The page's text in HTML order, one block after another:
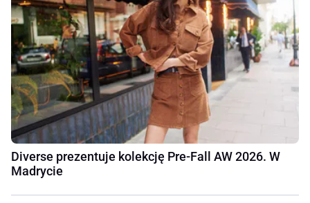
Diverse prezentuje kolekcję Pre-Fall AW 2026. W
Madrycie